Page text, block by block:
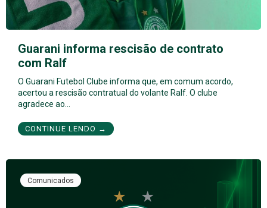
Guarani informa rescisão de contrato
com Ralf
O Guarani Futebol Clube informa que, em comum acordo,
acertou a rescisão contratual do volante Ralf. O clube
agradece ao…
CONTINUE LENDO →
Comunicados